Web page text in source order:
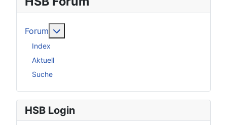
Forum
Index
Aktuell
Suche
HSB Login